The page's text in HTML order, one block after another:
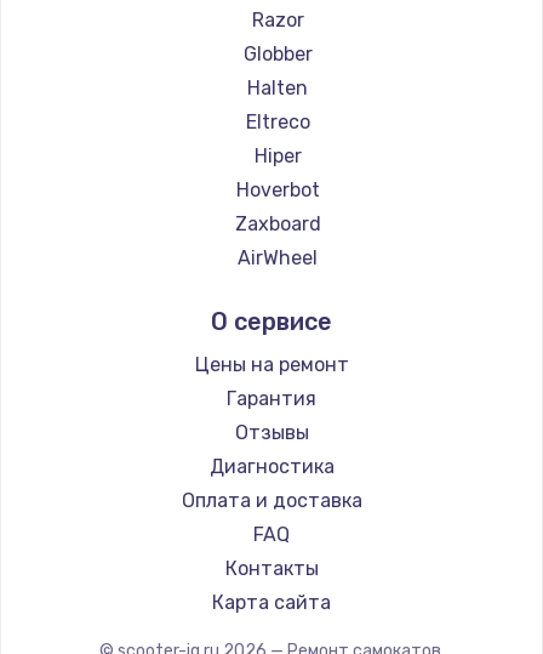
Razor
Globber
Halten
Eltreco
Hiper
Hoverbot
Zaxboard
AirWheel
Hunter
Shorner
Joyor
Minimotors
Bork
Segway
KIRIN
О сервисе
Цены на ремонт
Гарантия
Отзывы
Диагностика
Оплата и доставка
FAQ
Контакты
Карта сайта